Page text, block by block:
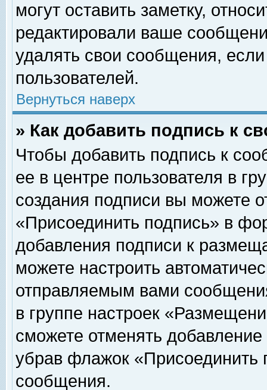
могут оставить заметку,
редактировали ваше
удалять свои сообщения,
пользователей.
Вернуться наверх
» Как добавить подпись к
Чтобы добавить подпись к
ее в центре пользователя в
создания подписи вы можете
«Присоединить подпись» в
добавления подписи к
можете настроить
отправляемым вами
в группе настроек
сможете отменять
убрав флажок «Присоединить
сообщения.